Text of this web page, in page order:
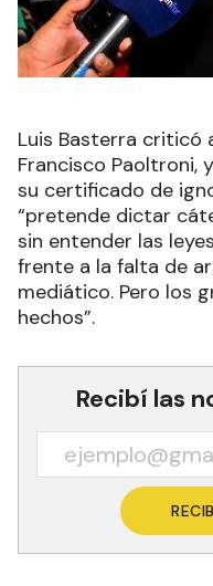
Luis Basterra criticó
Francisco Paoltroni,
su certificado de
“pretende dictar
sin entender las
frente a la falta de
mediático. Pero los
hechos”.
Recibí las